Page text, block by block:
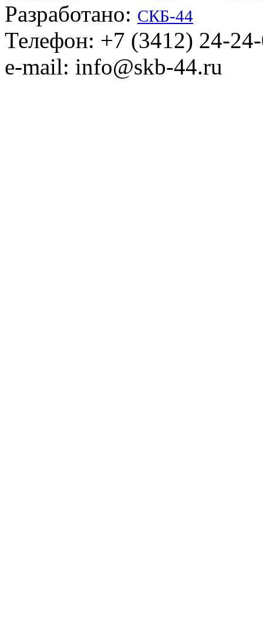
Разработано: СКБ-44
Телефон: +7 (3412) 24-
e-mail: info@skb-44.ru